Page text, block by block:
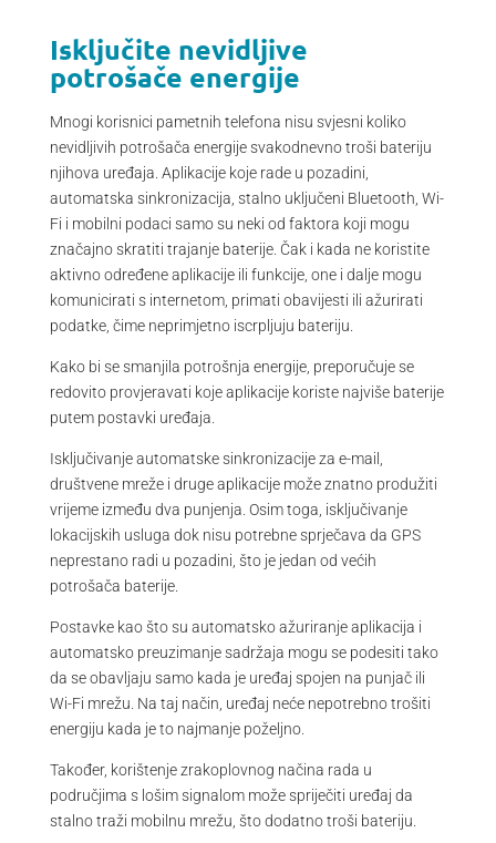
Isključite nevidljive
potrošače energije
Mnogi korisnici pametnih telefona nisu svjesni koliko
nevidljivih potrošača energije svakodnevno troši bateriju
njihova uređaja. Aplikacije koje rade u pozadini,
automatska sinkronizacija, stalno uključeni Bluetooth, Wi-
Fi i mobilni podaci samo su neki od faktora koji mogu
značajno skratiti trajanje baterije. Čak i kada ne koristite
aktivno određene aplikacije ili funkcije, one i dalje mogu
komunicirati s internetom, primati obavijesti ili ažurirati
podatke, čime neprimjetno iscrpljuju bateriju.
Kako bi se smanjila potrošnja energije, preporučuje se
redovito provjeravati koje aplikacije koriste najviše baterije
putem postavki uređaja.
Isključivanje automatske sinkronizacije za e-mail,
društvene mreže i druge aplikacije može znatno produžiti
vrijeme između dva punjenja. Osim toga, isključivanje
lokacijskih usluga dok nisu potrebne sprječava da GPS
neprestano radi u pozadini, što je jedan od većih
potrošača baterije.
Postavke kao što su automatsko ažuriranje aplikacija i
automatsko preuzimanje sadržaja mogu se podesiti tako
da se obavljaju samo kada je uređaj spojen na punjač ili
Wi-Fi mrežu. Na taj način, uređaj neće nepotrebno trošiti
energiju kada je to najmanje poželjno.
Također, korištenje zrakoplovnog načina rada u
područjima s lošim signalom može spriječiti uređaj da
stalno traži mobilnu mrežu, što dodatno troši bateriju.